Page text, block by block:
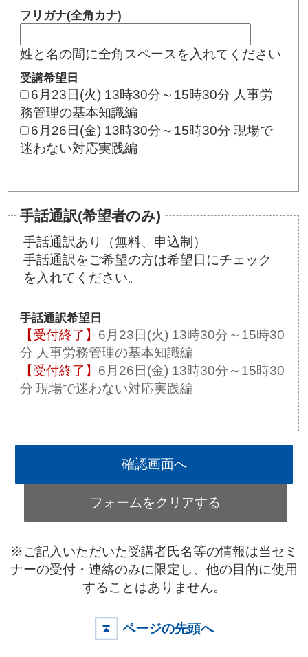
フリガナ(全角カナ)
姓と名の間に全角スペースを入れてください
受講希望日
6月23日(火) 13時30分～15時30分 人事労
務管理の基本知識編
6月26日(金) 13時30分～15時30分 現場で
迷わない対応実践編
手話通訳(希望者のみ)
手話通訳あり（無料、申込制）
手話通訳をご希望の方は希望日にチェック
を入れてください。
手話通訳希望日
6月23日(火) 13時30分～15時30
分 人事労務管理の基本知識編
6月26日(金) 13時30分～15時30
分 現場で迷わない対応実践編
※ご記入いただいた受講者氏名等の情報は当セミ
ナーの受付・連絡のみに限定し、他の目的に使用
することはありません。
ページの先頭へ